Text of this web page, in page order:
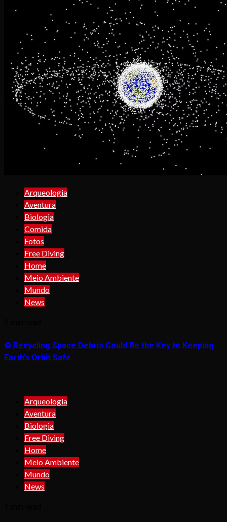
Arqueologia
Aventura
Biologia
Comida
Fotos
Free Diving
Home
Meio Ambiente
Mundo
News
♻️ Recycling Space Debris Could Be the Key to Keeping
Earth’s Orbit Safe
Arqueologia
Aventura
Biologia
Free Diving
Home
Meio Ambiente
Mundo
News